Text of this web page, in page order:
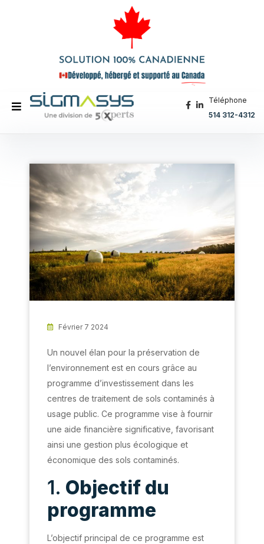
Téléphone
514 312-4312
Février 7 2024
Un nouvel élan pour la préservation de
l’environnement est en cours grâce au
programme d’investissement dans les
centres de traitement de sols contaminés à
usage public. Ce programme vise à fournir
une aide financière significative, favorisant
ainsi une gestion plus écologique et
économique des sols contaminés.
1. Objectif du
programme
L’objectif principal de ce programme est